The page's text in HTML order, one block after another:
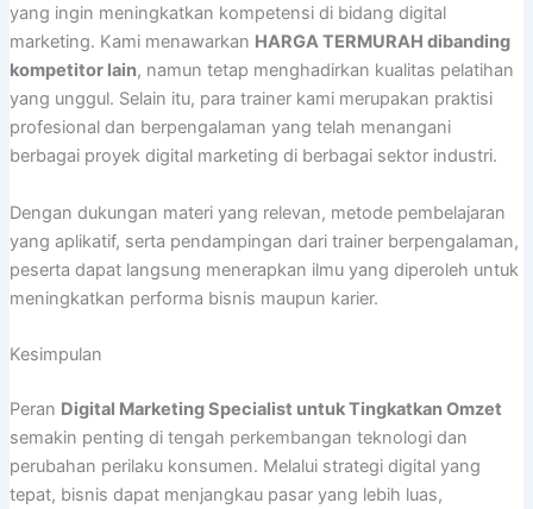
yang ingin meningkatkan kompetensi di bidang digital
marketing. Kami menawarkan HARGA TERMURAH dibanding
kompetitor lain, namun tetap menghadirkan kualitas pelatihan
yang unggul. Selain itu, para trainer kami merupakan praktisi
profesional dan berpengalaman yang telah menangani
berbagai proyek digital marketing di berbagai sektor industri.
Dengan dukungan materi yang relevan, metode pembelajaran
yang aplikatif, serta pendampingan dari trainer berpengalaman,
peserta dapat langsung menerapkan ilmu yang diperoleh untuk
meningkatkan performa bisnis maupun karier.
Kesimpulan
Peran Digital Marketing Specialist untuk Tingkatkan Omzet
semakin penting di tengah perkembangan teknologi dan
perubahan perilaku konsumen. Melalui strategi digital yang
tepat, bisnis dapat menjangkau pasar yang lebih luas,